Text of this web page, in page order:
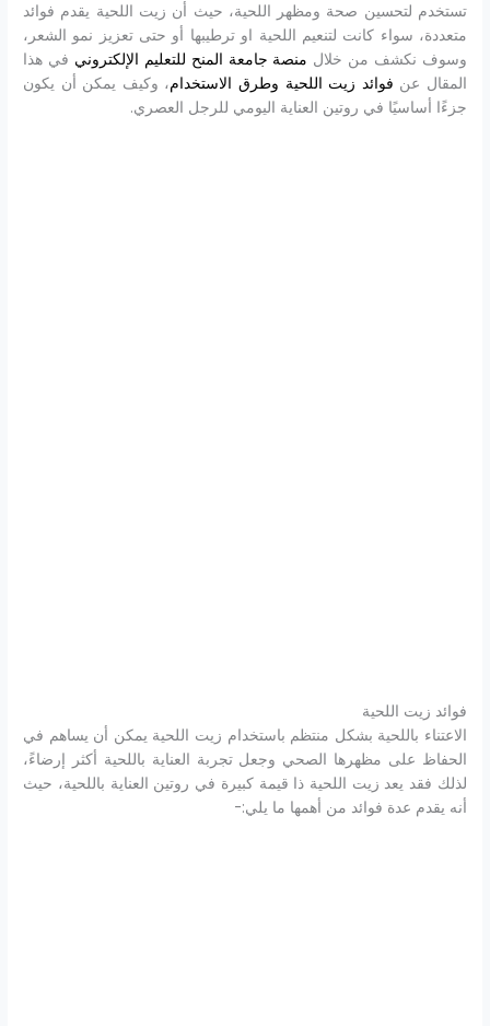
تستخدم لتحسين صحة ومظهر اللحية، حيث أن زيت اللحية يقدم فوائد
متعددة، سواء كانت لتنعيم اللحية او ترطيبها أو حتى تعزيز نمو الشعر،
وسوف نكشف من خلال منصة جامعة المنح للتعليم الإلكتروني في هذا
المقال عن فوائد زيت اللحية وطرق الاستخدام، وكيف يمكن أن يكون
جزءًا أساسيًا في روتين العناية اليومي للرجل العصري.
فوائد زيت اللحية
الاعتناء باللحية بشكل منتظم باستخدام زيت اللحية يمكن أن يساهم في
الحفاظ على مظهرها الصحي وجعل تجربة العناية باللحية أكثر إرضاءً،
لذلك فقد يعد زيت اللحية ذا قيمة كبيرة في روتين العناية باللحية، حيث
أنه يقدم عدة فوائد من أهمها ما يلي:-